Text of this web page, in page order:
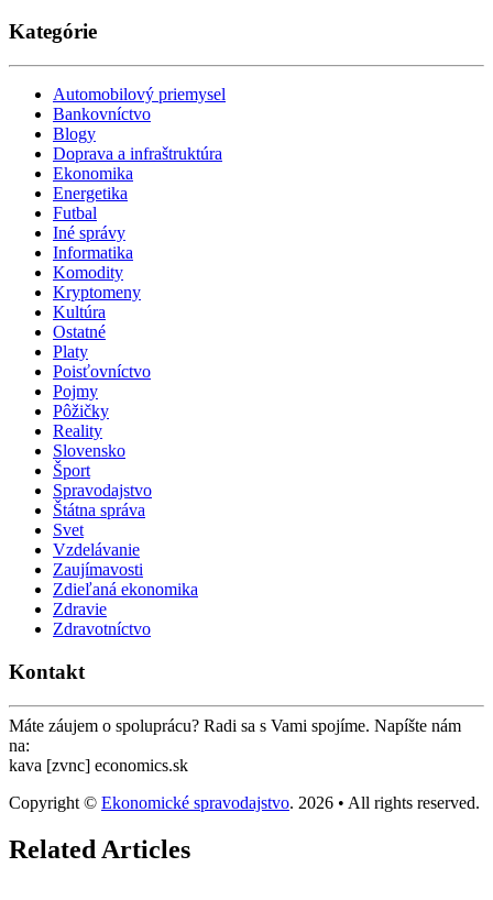
Kategórie
Automobilový priemysel
Bankovníctvo
Blogy
Doprava a infraštruktúra
Ekonomika
Energetika
Futbal
Iné správy
Informatika
Komodity
Kryptomeny
Kultúra
Ostatné
Platy
Poisťovníctvo
Pojmy
Pôžičky
Reality
Slovensko
Šport
Spravodajstvo
Štátna správa
Svet
Vzdelávanie
Zaujímavosti
Zdieľaná ekonomika
Zdravie
Zdravotníctvo
Kontakt
Máte záujem o spoluprácu? Radi sa s Vami spojíme. Napíšte nám
na:
kava [zvnc] economics.sk
Copyright © Ekonomické spravodajstvo. 2026 • All rights reserved.
Related Articles